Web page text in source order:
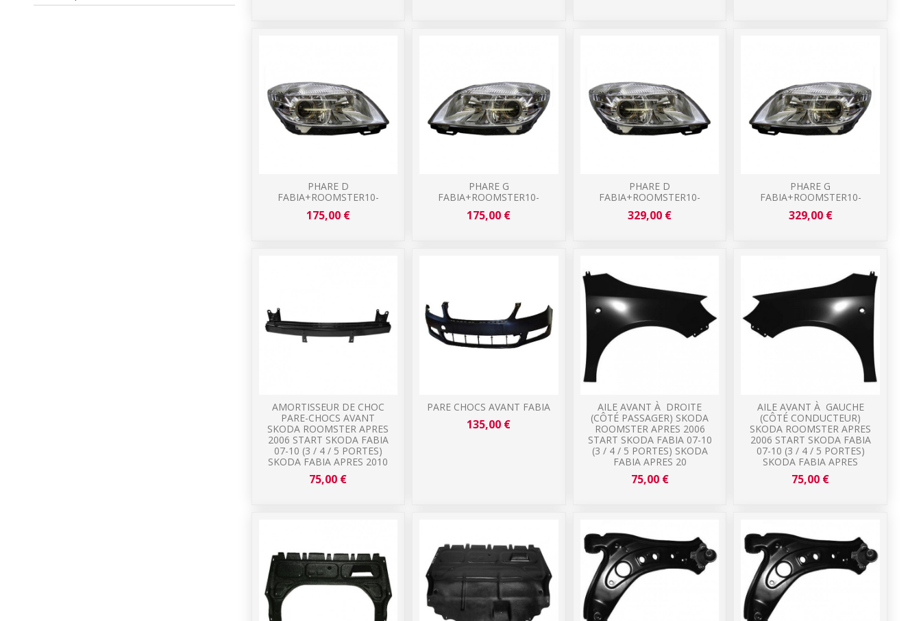
PHARE D
FABIA+ROOMSTER10-
175,00 €
PHARE G
FABIA+ROOMSTER10-
175,00 €
PHARE D
FABIA+ROOMSTER10-
329,00 €
PHARE G
FABIA+ROOMSTER10-
329,00 €
AMORTISSEUR DE CHOC
PARE-CHOCS AVANT
SKODA ROOMSTER APRES
2006 START SKODA FABIA
07-10 (3 / 4 / 5 PORTES)
SKODA FABIA APRES 2010
75,00 €
PARE CHOCS AVANT FABIA
135,00 €
AILE AVANT À DROITE
(CÔTÉ PASSAGER) SKODA
ROOMSTER APRES 2006
START SKODA FABIA 07-10
(3 / 4 / 5 PORTES) SKODA
FABIA APRES 20
75,00 €
AILE AVANT À GAUCHE
(CÔTÉ CONDUCTEUR)
SKODA ROOMSTER APRES
2006 START SKODA FABIA
07-10 (3 / 4 / 5 PORTES)
SKODA FABIA APRES
75,00 €